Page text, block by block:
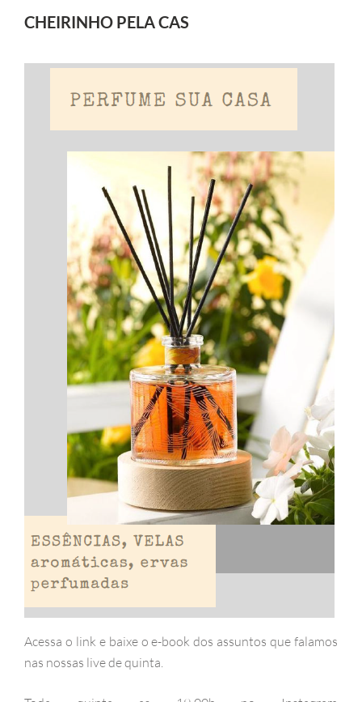
CHEIRINHO PELA CAS
Acessa o link e baixe o e-book dos assuntos que falamos
nas nossas live de quinta.